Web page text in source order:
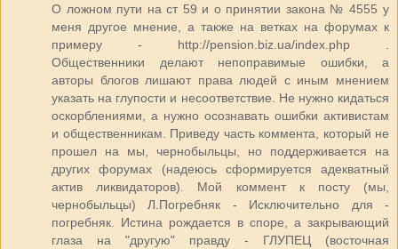
О ложном пути на ст 59 и о принятии закона № 4555 у
меня другое мнение, а также на ветках на форумах к
примеру - http://pension.biz.ua/index.php .
Общественники делают непоправимые ошибки, а
авторы блогов лишают права людей с иным мнением
указать на глупости и несоответствие. Не нужно кидаться
оскорблениями, а нужно осознавать ошибки активистам
и общественникам. Приведу часть коммента, который не
прошел на мы, чернобыльцы, но поддерживается на
других форумах (надеюсь сформируется адекватный
актив ликвидаторов). Мой коммент к посту (мы,
чернобыльцы) Л.Погребняк - Исключительно для -
погребняк. Истина рождается в споре, а закрывающий
глаза на "другую" правду - ГЛУПЕЦ (восточная